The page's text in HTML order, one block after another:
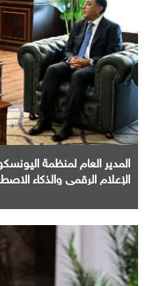
المدير العام لمنظمة
الإعلام الرقمي والذكاء